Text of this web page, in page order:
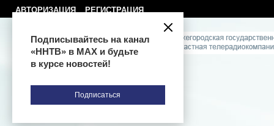
АВТОРИЗАЦИЯ РЕГИСТРАЦИЯ
Подписывайтесь на канал
«ННТВ» в МАХ и будьте
в курсе новостей!
Подписаться